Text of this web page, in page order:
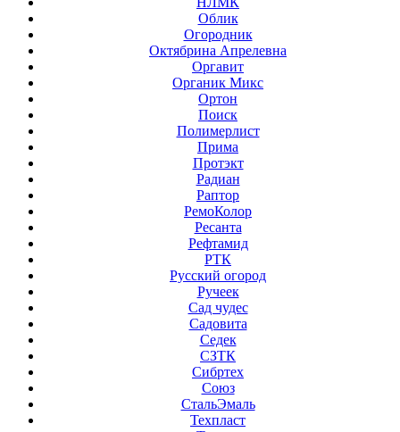
Облик
Огородник
Октябрина Апрелевна
Оргавит
Органик Микс
Ортон
Поиск
Полимерлист
Прима
Протэкт
Радиан
Раптор
РемоКолор
Ресанта
Рефтамид
РТК
Русский огород
Ручеек
Сад чудес
Садовита
Седек
СЗТК
Сибртех
Союз
СтальЭмаль
Техпласт